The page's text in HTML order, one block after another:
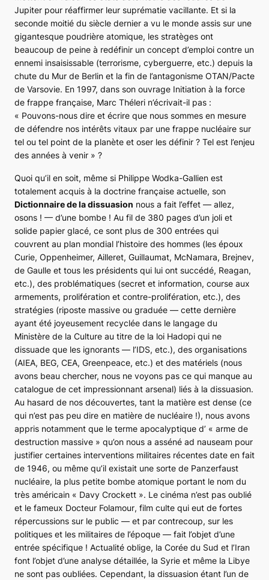
Jupiter pour réaffirmer leur suprématie vacillante. Et si la
seconde moitié du siècle dernier a vu le monde assis sur une
gigantesque poudrière atomique, les stratèges ont
beaucoup de peine à redéfinir un concept d’emploi contre un
ennemi insaisissable (terrorisme, cyberguerre, etc.) depuis la
chute du Mur de Berlin et la fin de l’antagonisme OTAN/Pacte
de Varsovie. En 1997, dans son ouvrage Initiation à la force
de frappe française, Marc Théleri n’écrivait-il pas :
« Pouvons-nous dire et écrire que nous sommes en mesure
de défendre nos intérêts vitaux par une frappe nucléaire sur
tel ou tel point de la planète et oser les définir ? Tel est l’enjeu
des années à venir » ?
Quoi qu’il en soit, même si Philippe Wodka-Gallien est
totalement acquis à la doctrine française actuelle, son
Dictionnaire de la dissuasion nous a fait l’effet — allez,
osons ! — d’une bombe ! Au fil de 380 pages d’un joli et
solide papier glacé, ce sont plus de 300 entrées qui
couvrent au plan mondial l’histoire des hommes (les époux
Curie, Oppenheimer, Ailleret, Guillaumat, McNamara, Brejnev,
de Gaulle et tous les présidents qui lui ont succédé, Reagan,
etc.), des problématiques (secret et information, course aux
armements, prolifération et contre-prolifération, etc.), des
stratégies (riposte massive ou graduée — cette dernière
ayant été joyeusement recyclée dans le langage du
Ministère de la Culture au titre de la loi Hadopi qui ne
dissuade que les ignorants — l’IDS, etc.), des organisations
(AIEA, BEG, CEA, Greenpeace, etc.) et des matériels (nous
avons beau chercher, nous ne voyons pas ce qui manque au
catalogue de cet impressionnant arsenal) liés à la dissuasion.
Au hasard de nos découvertes, tant la matière est dense (ce
qui n’est pas peu dire en matière de nucléaire !), nous avons
appris notamment que le terme apocalyptique d’ « arme de
destruction massive » qu’on nous a asséné ad nauseam pour
justifier certaines interventions militaires récentes date en fait
de 1946, ou même qu’il existait une sorte de Panzerfaust
nucléaire, la plus petite bombe atomique portant le nom du
très américain « Davy Crockett ». Le cinéma n’est pas oublié
et le fameux Docteur Folamour, film culte qui eut de fortes
répercussions sur le public — et par contrecoup, sur les
politiques et les militaires de l’époque — fait l’objet d’une
entrée spécifique ! Actualité oblige, la Corée du Sud et l’Iran
font l’objet d’une analyse détaillée, la Syrie et même la Libye
ne sont pas oubliées. Cependant, la dissuasion étant l’un de